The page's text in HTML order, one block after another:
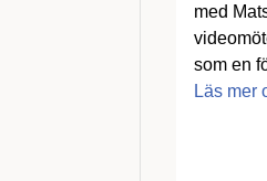
med
som en
Läs mer